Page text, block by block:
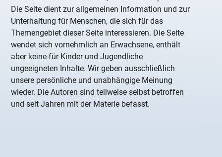
Die Seite dient zur allgemeinen Information und zur
Unterhaltung für Menschen, die sich für das
Themengebiet dieser Seite interessieren. Die Seite
wendet sich vornehmlich an Erwachsene, enthält
aber keine für Kinder und Jugendliche
ungeeigneten Inhalte. Wir geben ausschließlich
unsere persönliche und unabhängige Meinung
wieder. Die Autoren sind teilweise selbst betroffen
und seit Jahren mit der Materie befasst.